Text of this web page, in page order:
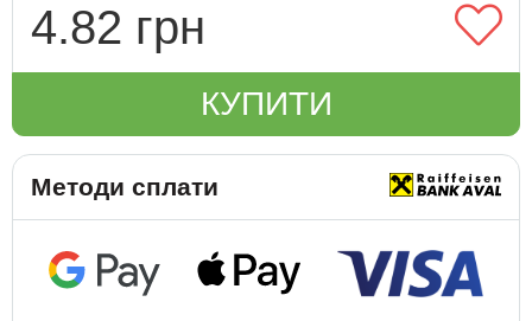
4.82 грн
КУПИТИ
Методи сплати